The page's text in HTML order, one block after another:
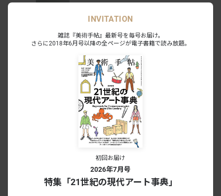
ほぼ、空：青木淳 ＋ リチャード・タト
2026.07.18 - 09.23
会期終了
リチャード・タトル「San, Shi, Go」
2025.04.04 - 05.17
関連美術館・ギャラリー
小山登美夫ギャラリー六本木
INVITATION
雑誌『美術手帖』最新号を毎号お届け。
さらに2018年6月号以降の全ページが電子書籍で読み放題。
初回お届け
2026年7月号
特集「21世紀の現代アート事典」